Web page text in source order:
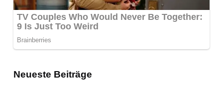
Neueste Beiträge